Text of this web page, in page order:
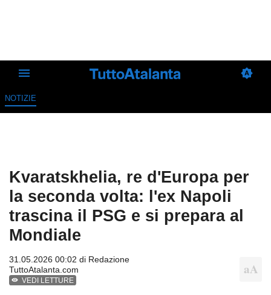
NOTIZIE
Kvaratskhelia, re d'Europa per
la seconda volta: l'ex Napoli
trascina il PSG e si prepara al
Mondiale
31.05.2026 00:02 di Redazione
TuttoAtalanta.com
VEDI LETTURE